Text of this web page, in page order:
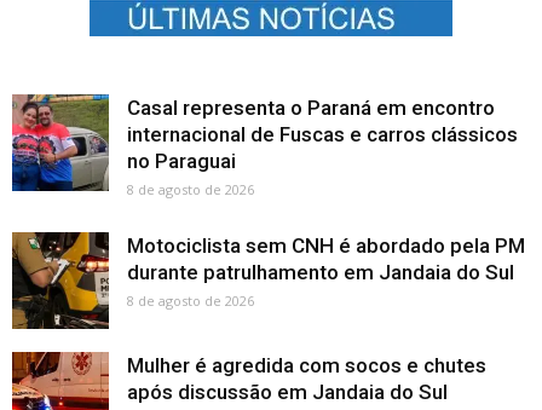
Casal representa o Paraná em encontro
internacional de Fuscas e carros clássicos
no Paraguai
8 de agosto de 2026
Motociclista sem CNH é abordado pela PM
durante patrulhamento em Jandaia do Sul
8 de agosto de 2026
Mulher é agredida com socos e chutes
após discussão em Jandaia do Sul